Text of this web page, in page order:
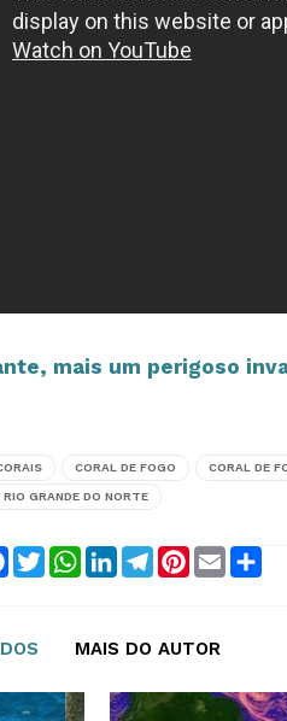
mais um perigoso
CORAL DE FOGO CORAL DE
GRANDE DO NORTE
Facebook
TwitterWhatsApp
LinkedInTelegram
Pinterest
Email
MAIS DO AUTOR